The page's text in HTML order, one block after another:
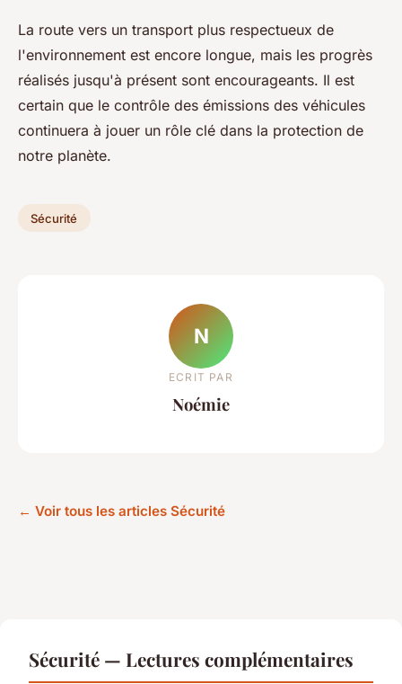
La route vers un transport plus respectueux de
l'environnement est encore longue, mais les progrès
réalisés jusqu'à présent sont encourageants. Il est
certain que le contrôle des émissions des véhicules
continuera à jouer un rôle clé dans la protection de
notre planète.
Sécurité
N
ECRIT PAR
Noémie
← Voir tous les articles Sécurité
Sécurité — Lectures complémentaires